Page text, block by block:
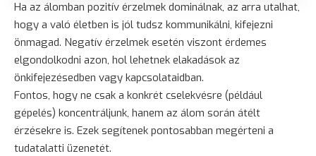
Ha az álomban pozitív érzelmek dominálnak, az arra utalhat,
hogy a való életben is jól tudsz kommunikálni, kifejezni
önmagad. Negatív érzelmek esetén viszont érdemes
elgondolkodni azon, hol lehetnek elakadások az
önkifejezésedben vagy kapcsolataidban.
Fontos, hogy ne csak a konkrét cselekvésre (például
gépelés) koncentráljunk, hanem az álom során átélt
érzésekre is. Ezek segítenek pontosabban megérteni a
tudatalatti üzenetét.